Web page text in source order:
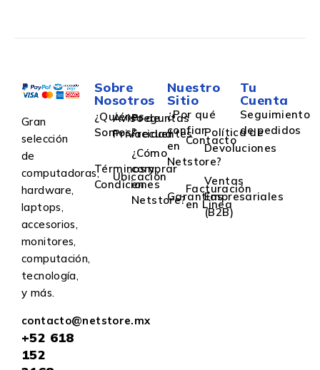
Gran
selección
de
computadoras,
hardware,
laptops,
accesorios,
monitores,
computación,
tecnología,
y más.
contacto@netstore.mx
+52 618
152
Sobre
Nosotros
¿Quiénes
Somos?
Aviso de
Privacidad
Preguntas
Frecuentes
Términos y
Condiciones
Ubicación
¿Cómo
comprar
en
Netstore?
Nuestro
Sitio
¿Por qué
confiar
en
Netstore?
Contacto
Política de
Devoluciones
Garantías
Facturación
en Linea
Ventas
Empresariales
(B2B)
Tu
Cuenta
Seguimiento
de pedidos